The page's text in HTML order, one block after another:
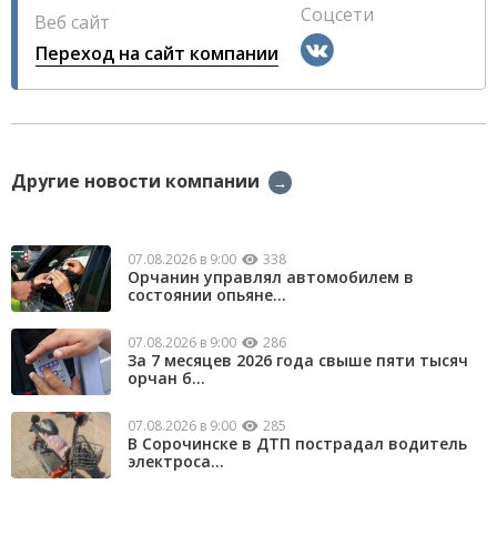
Веб сайт
Переход на сайт компании
Соцсети
Другие новости компании →
07.08.2026 в 9:00 338
Орчанин управлял автомобилем в
состоянии опьяне...
07.08.2026 в 9:00 286
За 7 месяцев 2026 года свыше пяти тысяч
орчан б...
07.08.2026 в 9:00 285
В Сорочинске в ДТП пострадал водитель
электроса...